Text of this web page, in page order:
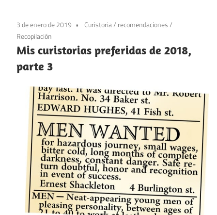
historia
3 de enero de 2019 Curistoria/ recomendaciones/
Recopilación
Mis curistorias preferidas de 2018,
parte 3